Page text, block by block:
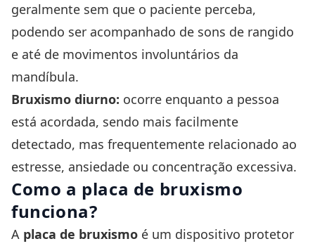
geralmente sem que o paciente perceba,
podendo ser acompanhado de sons de rangido
e até de movimentos involuntários da
mandíbula.
Bruxismo diurno: ocorre enquanto a pessoa
está acordada, sendo mais facilmente
detectado, mas frequentemente relacionado ao
estresse, ansiedade ou concentração excessiva.
Como a placa de bruxismo
funciona?
A placa de bruxismo é um dispositivo protetor